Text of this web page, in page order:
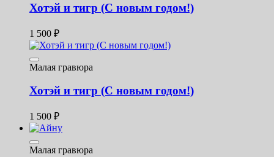
Хотэй и тигр (С новым годом!)
1 500 ₽
Малая гравюра
Хотэй и тигр (С новым годом!)
1 500 ₽
Малая гравюра